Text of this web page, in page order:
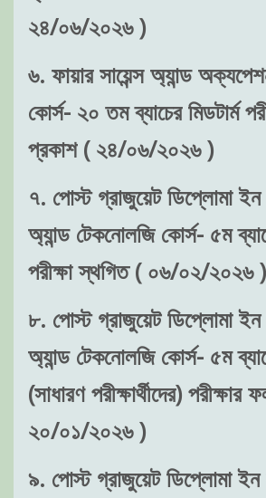
২৪/০৬/২০২৬ )
৬. ফায়ার সায়েন্স অ্যান্ড
কোর্স- ২০ তম ব্যাচের মিডটার্ম
প্রকাশ ( ২৪/০৬/২০২৬ )
৭. পোস্ট গ্রাজুয়েট ডিপ্লোমা ইন
অ্যান্ড টেকনোলজি কোর্স- ৫ম
পরীক্ষা স্থগিত ( ০৬/০২/২০২৬ )
৮. পোস্ট গ্রাজুয়েট ডিপ্লোমা ইন
অ্যান্ড টেকনোলজি কোর্স- ৫ম
(সাধারণ পরীক্ষার্থীদের)
২০/০১/২০২৬ )
৯. পোস্ট গ্রাজুয়েট ডিপ্লোমা ইন